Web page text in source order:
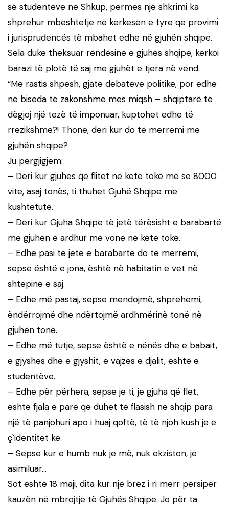
së studentëve në Shkup, përmes një shkrimi ka
shprehur mbështetje në kërkesën e tyre që provimi
i jurisprudencës të mbahet edhe në gjuhën shqipe.
Sela duke theksuar rëndësinë e gjuhës shqipe, kërkoi
barazi të plotë të saj me gjuhët e tjera në vend.
“Më rastis shpesh, gjatë debateve politike, por edhe
në biseda të zakonshme mes miqsh – shqiptarë të
dëgjoj një tezë të imponuar, kuptohet edhe të
rrezikshme?! Thonë, deri kur do të merremi me
gjuhën shqipe?
Ju përgjigjem:
– Deri kur gjuhës që flitet në këtë tokë më se 8000
vite, asaj tonës, ti thuhet Gjuhë Shqipe me
kushtetutë.
– Deri kur Gjuha Shqipe të jetë tërësisht e barabartë
me gjuhën e ardhur më vonë në këtë tokë.
– Edhe pasi të jetë e barabartë do të merremi,
sepse është e jona, është në habitatin e vet në
shtëpinë e saj.
– Edhe më pastaj, sepse mendojmë, shprehemi,
ëndërrojmë dhe ndërtojmë ardhmërinë tonë në
gjuhën tonë.
– Edhe më tutje, sepse është e nënës dhe e babait,
e gjyshes dhe e gjyshit, e vajzës e djalit, është e
studentëve.
– Edhe për përhera, sepse je ti, je gjuha që flet,
është fjala e parë që duhet të flasish në shqip para
një të panjohuri apo i huaj qoftë, të të njoh kush je e
ç`identitet ke.
– Sepse kur e humb nuk je më, nuk ekziston, je
asimiluar…
Sot është 18 maji, dita kur një brez i ri merr përsipër
kauzën në mbrojtje të Gjuhës Shqipe. Jo për ta